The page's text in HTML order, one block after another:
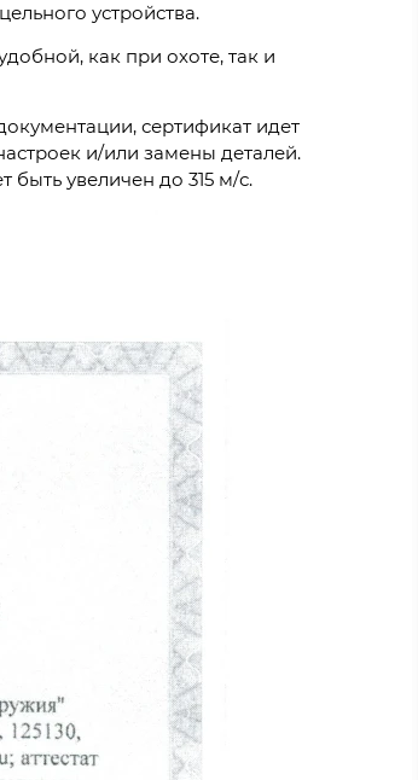
устройства.
как при охоте, так и
сертификат идет
и/или замены деталей.
быть увеличен до 315 м/с.